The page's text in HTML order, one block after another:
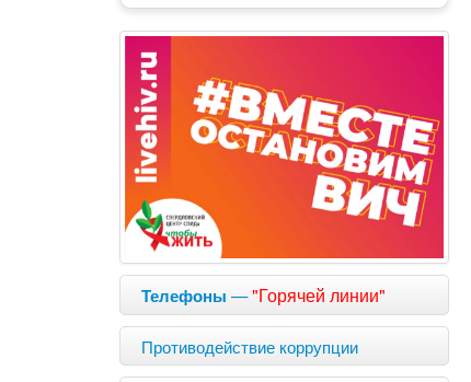
Телефоны —"Горячей линии"
Противодействие коррупции